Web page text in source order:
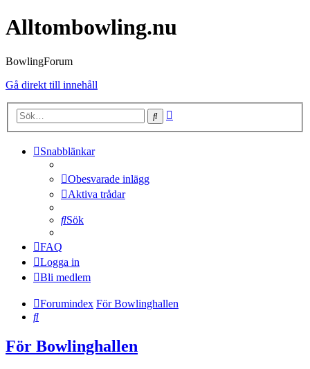
Alltombowling.nu
BowlingForum
Gå direkt till innehåll
Sök
Snabblänkar
Obesvarade inlägg
Aktiva trådar
Sök
FAQ
Logga in
Bli medlem
Forumindex För Bowlinghallen
Sök
För Bowlinghallen